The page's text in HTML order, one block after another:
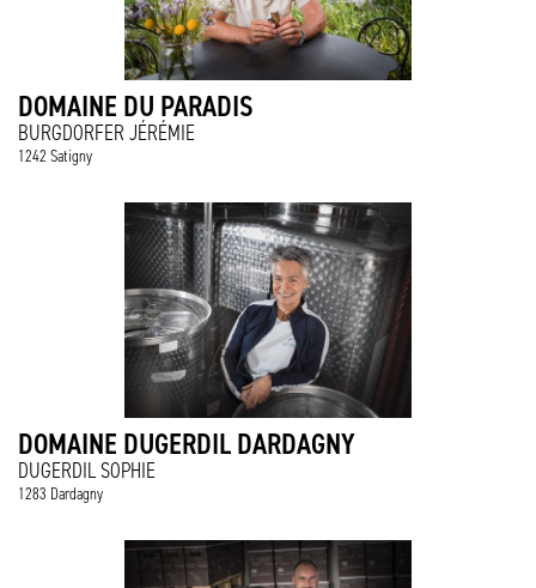
DOMAINE DU PARADIS
BURGDORFER JÉRÉMIE
1242 Satigny
DOMAINE DUGERDIL DARDAGNY
DUGERDIL SOPHIE
1283 Dardagny